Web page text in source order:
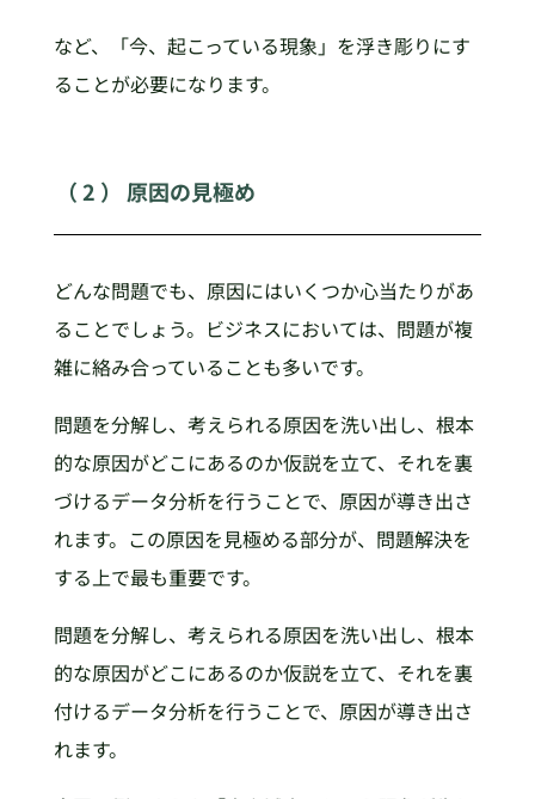
など、「今、起こっている現象」を浮き彫りにす
ることが必要になります。
（ 2 ） 原因の見極め
どんな問題でも、原因にはいくつか心当たりがあ
ることでしょう。ビジネスにおいては、問題が複
雑に絡み合っていることも多いです。
問題を分解し、考えられる原因を洗い出し、根本
的な原因がどこにあるのか仮説を立て、それを裏
づけるデータ分析を行うことで、原因が導き出さ
れます。この原因を見極める部分が、問題解決を
する上で最も重要です。
問題を分解し、考えられる原因を洗い出し、根本
的な原因がどこにあるのか仮説を立て、それを裏
付けるデータ分析を行うことで、原因が導き出さ
れます。